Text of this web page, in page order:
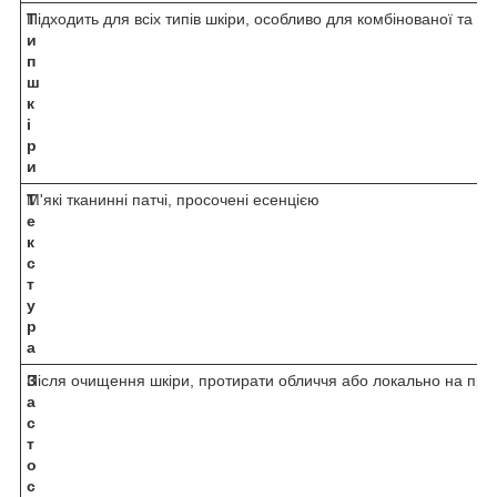
Т
и
п
ш
к
і
р
и
Підходить для всіх типів шкіри, особливо для комбінованої та
Т
е
к
с
т
у
р
а
М'які тканинні патчі, просочені есенцією
З
а
с
т
о
с
Після очищення шкіри, протирати обличчя або локально на